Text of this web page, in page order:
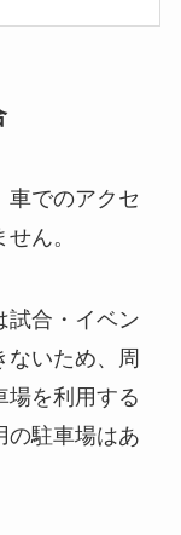
車でのアクセ
ん。
試合・イベン
ないため、周
場を利用する
駐車場はあ